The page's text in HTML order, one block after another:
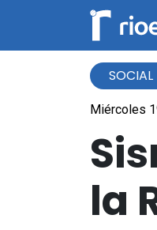
SOCIAL
Miércoles
la